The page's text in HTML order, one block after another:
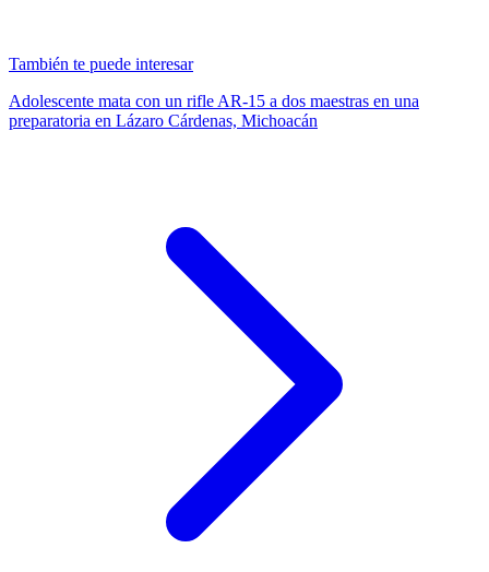
También te puede interesar
Adolescente mata con un rifle AR-15 a dos maestras en una
preparatoria en Lázaro Cárdenas, Michoacán